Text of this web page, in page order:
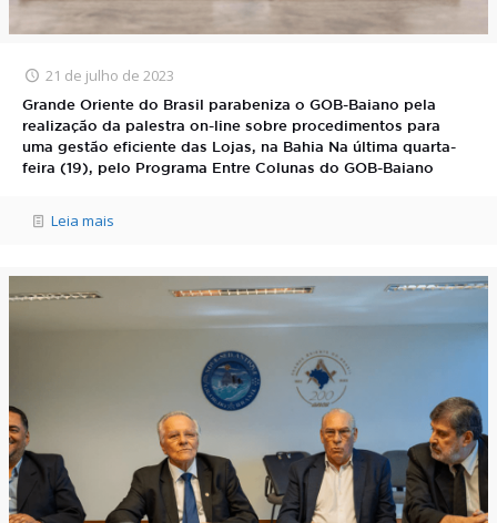
21 de julho de 2023
Grande Oriente do Brasil parabeniza o GOB-Baiano pela
realização da palestra on-line sobre procedimentos para
uma gestão eficiente das Lojas, na Bahia Na última quarta-
feira (19), pelo Programa Entre Colunas do GOB-Baiano
Leia mais